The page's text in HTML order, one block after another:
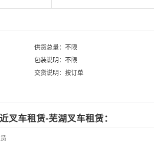
供货总量：不限
包装说明：不限
交货说明：按订单
叉车租赁-芜湖叉车租赁：